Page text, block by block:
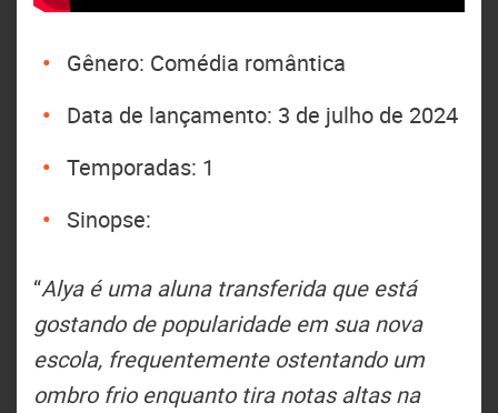
Gênero: Comédia romântica
Data de lançamento: 3 de julho de 2024
Temporadas: 1
Sinopse:
“Alya é uma aluna transferida que está
gostando de popularidade em sua nova
escola, frequentemente ostentando um
ombro frio enquanto tira notas altas na